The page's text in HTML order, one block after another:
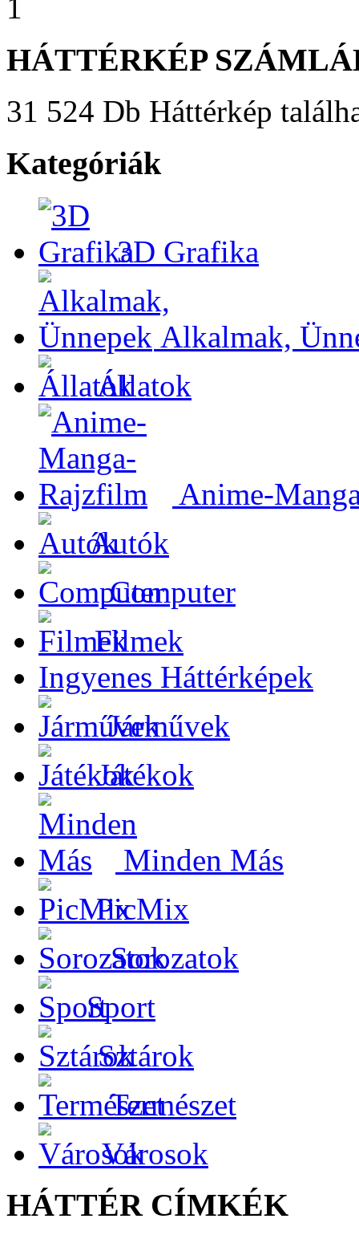
1
HÁTTÉRKÉP
31 524 Db Háttérkép
Kategóriák
3D Grafika
Alkalmak,
Állatok
Anime-
Autók
Computer
Filmek
Ingyenes Háttérképek
Járművek
Játékok
Minden Más
PicMix
Sorozatok
Sport
Sztárok
Természet
Városok
HÁTTÉR CÍMKÉK